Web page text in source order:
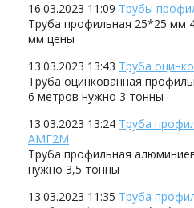
16.03.2023 11:09 Трубы
Труба профильная 25*25 мм
мм цены
13.03.2023 13:43 Труба
Труба оцинкованная
6 метров нужно 3 тонны
13.03.2023 13:24 Труба
АМГ2М
Труба профильная
нужно 3,5 тонны
13.03.2023 11:35 Труба